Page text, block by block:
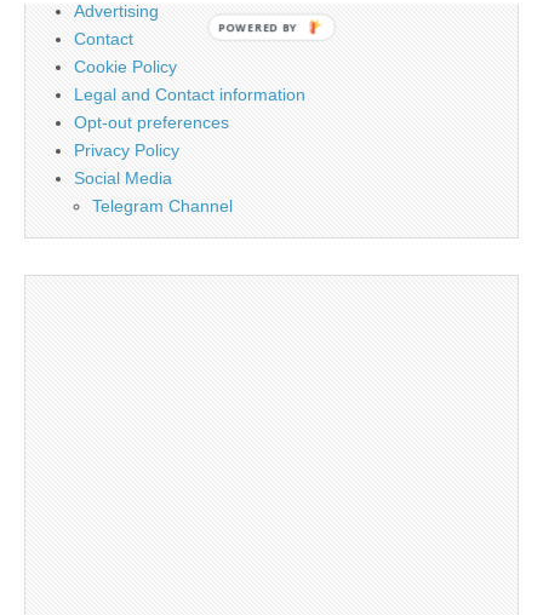
Advertising
Contact
Cookie Policy
Legal and Contact information
Opt-out preferences
Privacy Policy
Social Media
Telegram Channel
POWERED BY